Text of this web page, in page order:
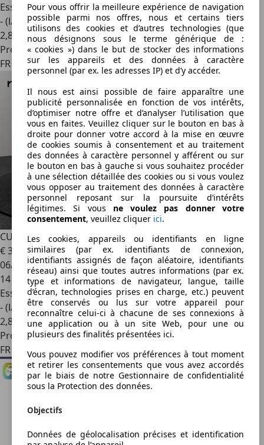
Essence
- (l/100 km)
2,8
Professionnel
FR 57000
CUPRA TerramarVZ 2.0 TSI 4x4 265 CV/ Essence
€ 38 4901
06/2025
14 015 km
Essence
- (l/100 km)
2,8
Professionnel
FR 57000
Pour vous offrir la meilleure expérience de navigation
possible parmi nos offres, nous et certains tiers
utilisons des cookies et d’autres technologies (que
nous désignons sous le terme générique de :
« cookies ») dans le but de stocker des informations
sur les appareils et des données à caractère
personnel (par ex. les adresses IP) et d’y accéder.
Il nous est ainsi possible de faire apparaître une
publicité personnalisée en fonction de vos intérêts,
d’optimiser notre offre et d’analyser l’utilisation que
vous en faites. Veuillez cliquer sur le bouton en bas à
droite pour donner votre accord à la mise en œuvre
de cookies soumis à consentement et au traitement
des données à caractère personnel y afférent ou sur
le bouton en bas à gauche si vous souhaitez procéder
à une sélection détaillée des cookies ou si vous voulez
vous opposer au traitement des données à caractère
personnel reposant sur la poursuite d’intérêts
légitimes. Si vous ne voulez pas donner votre
consentement, veuillez cliquer ici.
Les cookies, appareils ou identifiants en ligne
similaires (par ex. identifiants de connexion,
identifiants assignés de façon aléatoire, identifiants
réseau) ainsi que toutes autres informations (par ex.
type et informations de navigateur, langue, taille
d’écran, technologies prises en charge, etc.) peuvent
être conservés ou lus sur votre appareil pour
reconnaître celui-ci à chacune de ses connexions à
une application ou à un site Web, pour une ou
plusieurs des finalités présentées ici.
Vous pouvez modifier vos préférences à tout moment
et retirer les consentements que vous avez accordés
par le biais de notre Gestionnaire de confidentialité
sous la Protection des données.
Objectifs
Données de géolocalisation précises et identification